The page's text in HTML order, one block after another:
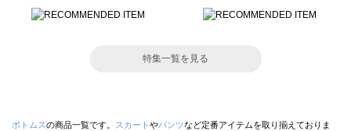
特集一覧を見る
ボトムスの商品一覧です。 スカート やパンツなど定番アイテムを取り揃えておりま